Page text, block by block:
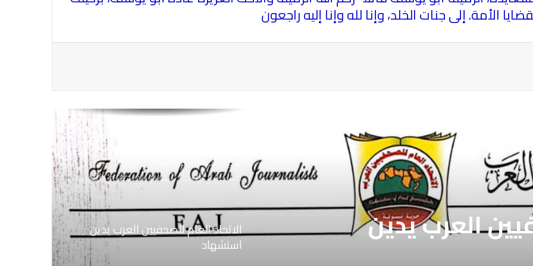
الأمة. إلى جنات الخلد، وإنا لله وإنا إليه راجعون
مع نقابة الصحفيين اليمنيين فى عدن
مستشار الاتحاد العام للصحفيين العرب
الاتحاد العام للصحفيين العرب يدين
استشهاد
ثلاثة صحفيين فلسطينيين باستهداف
إسرائيلي وسط قطاع غزة
الاتحاد العام للصحفيين العرب يطالب
قوات الدعم السريع بالافراج عن